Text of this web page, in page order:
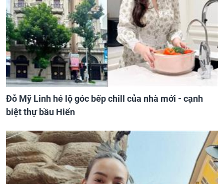
Đỗ Mỹ Linh hé lộ góc bếp chill của nhà mới - cạnh
biệt thự bầu Hiển